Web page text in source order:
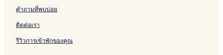
คำถามที่พบบ่อย
ติดต่อเรา
รีวิวการเข้าพักของคุณ